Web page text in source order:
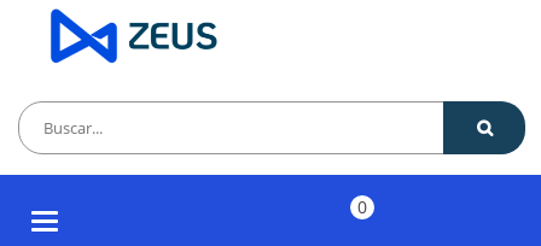
Toggle
0